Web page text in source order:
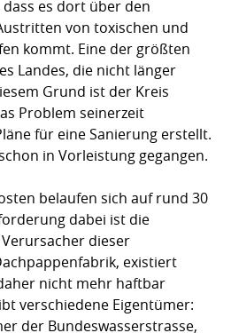
dass es dort über den
von toxischen und
kommt. Eine der größten
Landes, die nicht länger
Grund ist der Kreis
Problem seinerzeit
für eine Sanierung erstellt.
in Vorleistung gegangen.
belaufen sich auf rund 30
dabei ist die
dieser
existiert
nicht mehr haftbar
verschiedene Eigentümer:
der Bundeswasserstrasse,